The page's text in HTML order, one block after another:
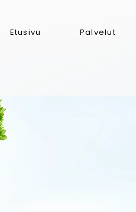
Etusivu Palvelut